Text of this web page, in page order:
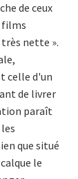
de ceux
films
nette ».
celle d'un
de livrer
paraît
que situé
calque le